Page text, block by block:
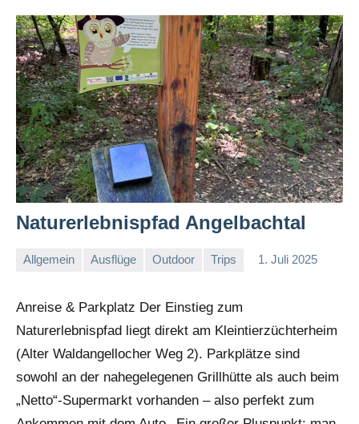
Naturerlebnispfad Angelbachtal
Allgemein Ausflüge Outdoor Trips 1. Juli 2025
Sandra
Alex
Anreise & Parkplatz Der Einstieg zum
Naturerlebnispfad liegt direkt am Kleintierzüchterheim
(Alter Waldangellocher Weg 2). Parkplätze sind
sowohl an der nahegelegenen Grillhütte als auch beim
„Netto“-Supermarkt vorhanden – also perfekt zum